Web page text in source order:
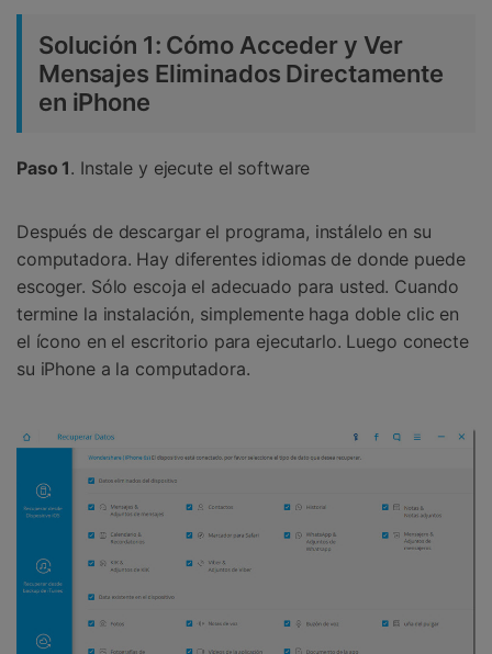
Solución 1: Cómo Acceder y Ver
Mensajes Eliminados Directamente
en iPhone
Paso 1. Instale y ejecute el software
Después de descargar el programa, instálelo en su
computadora. Hay diferentes idiomas de donde puede
escoger. Sólo escoja el adecuado para usted. Cuando
termine la instalación, simplemente haga doble clic en
el ícono en el escritorio para ejecutarlo. Luego conecte
su iPhone a la computadora.